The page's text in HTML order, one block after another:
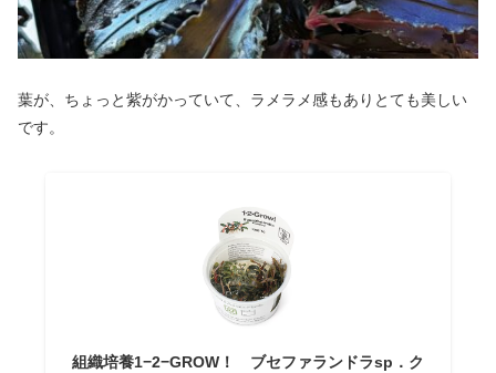
葉が、ちょっと紫がかっていて、ラメラメ感もありとても美しい
です。
組織培養1−2−GROW！ ブセファランドラsp．ク